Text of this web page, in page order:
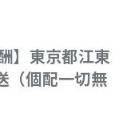
】東京都江東
個配一切無